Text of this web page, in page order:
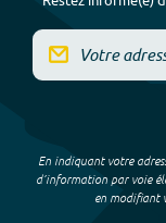
En indiquant votre
d’information par voie
en modifiant